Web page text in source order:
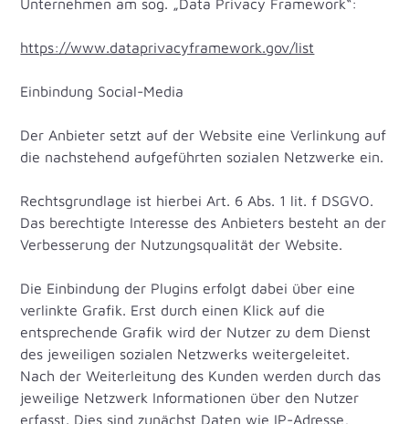
Unternehmen am sog. „Data Privacy Framework“:
https://www.dataprivacyframework.gov/list
Einbindung Social-Media
Der Anbieter setzt auf der Website eine Verlinkung auf
die nachstehend aufgeführten sozialen Netzwerke ein.
Rechtsgrundlage ist hierbei Art. 6 Abs. 1 lit. f DSGVO.
Das berechtigte Interesse des Anbieters besteht an der
Verbesserung der Nutzungsqualität der Website.
Die Einbindung der Plugins erfolgt dabei über eine
verlinkte Grafik. Erst durch einen Klick auf die
entsprechende Grafik wird der Nutzer zu dem Dienst
des jeweiligen sozialen Netzwerks weitergeleitet.
Nach der Weiterleitung des Kunden werden durch das
jeweilige Netzwerk Informationen über den Nutzer
erfasst. Dies sind zunächst Daten wie IP-Adresse,